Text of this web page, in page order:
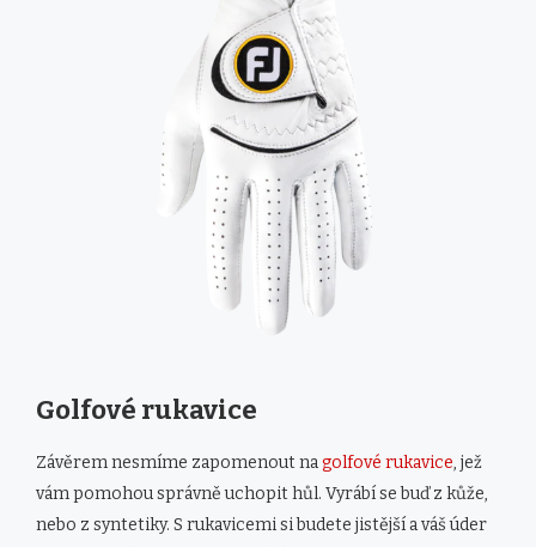
Golfové rukavice
Závěrem nesmíme zapomenout nagolfové rukavice, jež
vám pomohou správně uchopit hůl. Vyrábí se buď z kůže,
nebo z syntetiky. S rukavicemi si budete jistější a váš úder